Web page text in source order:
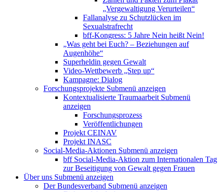
„Vergewaltigung Verurteilen“
Fallanalyse zu Schutzlücken im
Sexualstrafrecht
bff-Kongress: 5 Jahre Nein heißt Nein!
„Was geht bei Euch? – Beziehungen auf
Augenhöhe“
Superheldin gegen Gewalt
Video-Wettbewerb „Step up“
Kampagne: Dialog
Forschungsprojekte Submenü anzeigen
Kontextualisierte Traumaarbeit Submenü
anzeigen
Forschungsprozess
Veröffentlichungen
Projekt CEINAV
Projekt INASC
Social-Media-Aktionen Submenü anzeigen
bff Social-Media-Aktion zum Internationalen Tag
zur Beseitigung von Gewalt gegen Frauen
Über uns Submenü anzeigen
Der Bundesverband Submenü anzeigen